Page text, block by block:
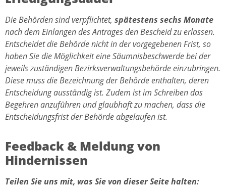
Die Behörden sind verpflichtet, spätestens sechs Monate
nach dem Einlangen des Antrages den Bescheid zu erlassen.
Entscheidet die Behörde nicht in der vorgegebenen Frist, so
haben Sie die Möglichkeit eine Säumnisbeschwerde bei der
jeweils zuständigen Bezirksverwaltungsbehörde einzubringen.
Diese muss die Bezeichnung der Behörde enthalten, deren
Entscheidung ausständig ist. Zudem ist im Schreiben das
Begehren anzuführen und glaubhaft zu machen, dass die
Entscheidungsfrist der Behörde abgelaufen ist.
Feedback & Meldung von
Hindernissen
Teilen Sie uns mit, was Sie von dieser Seite halten: